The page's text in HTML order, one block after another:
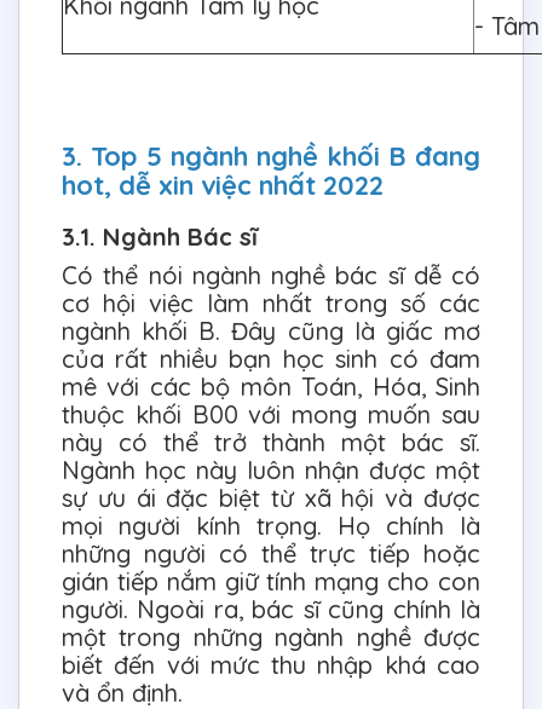
-
3. Top 5 ngành nghề khối B đang
hot, dễ xin việc nhất 2022
3.1. Ngành Bác sĩ
Có thể nói ngành nghề bác sĩ dễ có
cơ hội việc làm nhất trong số các
ngành khối B. Đây cũng là giấc mơ
của rất nhiều bạn học sinh có đam
mê với các bộ môn Toán, Hóa, Sinh
thuộc khối B00 với mong muốn sau
này có thể trở thành một bác sĩ.
Ngành học này luôn nhận được một
sự ưu ái đặc biệt từ xã hội và được
mọi người kính trọng. Họ chính là
những người có thể trực tiếp hoặc
gián tiếp nắm giữ tính mạng cho con
người. Ngoài ra, bác sĩ cũng chính là
một trong những ngành nghề được
biết đến với mức thu nhập khá cao
và ổn định.